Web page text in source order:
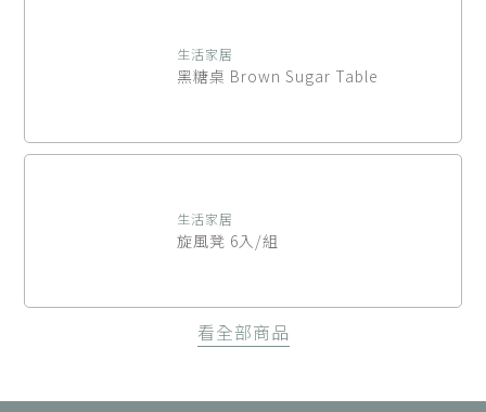
生活家居
黑糖桌 Brown Sugar Table
生活家居
旋風凳 6入/組
看全部商品